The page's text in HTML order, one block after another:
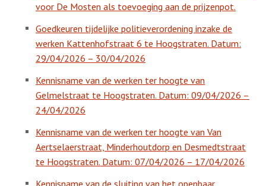
voor De Mosten als toevoeging aan de prijzenpot.
Goedkeuren tijdelijke politieverordening inzake de
werken Kattenhofstraat 6 te Hoogstraten. Datum:
29/04/2026 – 30/04/2026
Kennisname van de werken ter hoogte van
Gelmelstraat te Hoogstraten. Datum: 09/04/2026 –
24/04/2026
Kennisname van de werken ter hoogte van Van
Aertselaerstraat, Minderhoutdorp en Desmedtstraat
te Hoogstraten. Datum: 07/04/2026 – 17/04/2026
Kennisname van de sluiting van het openbaar